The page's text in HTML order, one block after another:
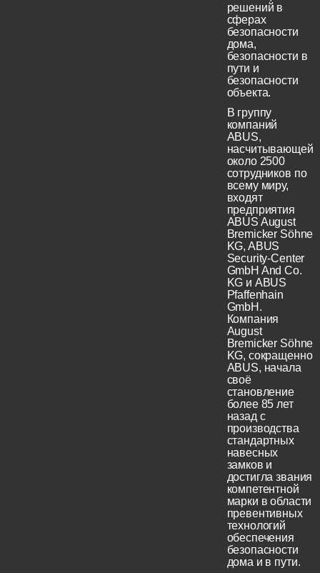
решений в
сферах
безопасности
дома,
безопасности в
пути и
безопасности
объекта.
В группу
компаний
ABUS,
насчитывающей
около 2500
сотрудников по
всему миру,
входят
предприятия
ABUS August
Bremicker Söhne
KG, ABUS
Security-Center
GmbH And Co.
KG и ABUS
Pfaffenhain
GmbH.
Компания
August
Bremicker Söhne
KG, сокращенно
ABUS, начала
своё
становление
более 85 лет
назад с
производства
стандартных
навесных
замков и
достигла звания
компетентной
марки в области
превентивных
технологий
обеспечения
безопасности
дома и в пути.